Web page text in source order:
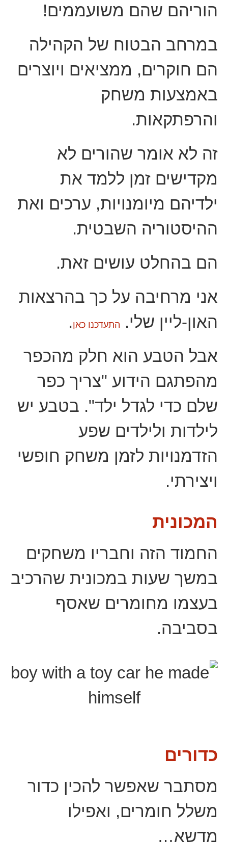
הוריהם שהם משועממים!
במרחב הבטוח של הקהילה
הם חוקרים, ממציאים ויוצרים
באמצעות משחק
והרפתקאות.
זה לא אומר שהורים לא
מקדישים זמן ללמד את
ילדיהם מיומנויות, ערכים ואת
ההיסטוריה השבטית.
הם בהחלט עושים זאת.
אני מרחיבה על כך בהרצאות
האון-ליין שלי.
התעדכנו כאן.
אבל הטבע הוא חלק מהכפר
מהפתגם הידוע "צריך כפר
שלם כדי לגדל ילד". בטבע יש
לילדות ולילדים שפע
הזדמנויות לזמן משחק חופשי
ויצירתי.
המכונית
החמוד הזה וחבריו משחקים
במשך שעות במכונית שהרכיב
בעצמו מחומרים שאסף
בסביבה.
כדורים
מסתבר שאפשר להכין כדור
משלל חומרים, ואפילו
מדשא…